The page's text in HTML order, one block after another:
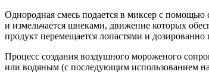
Однородная смесь подается в миксер с
и измельчается шнеками, движение которых
продукт перемещается лопастями и
Процесс создания воздушного мороженого
или водяным (с последующим использованием